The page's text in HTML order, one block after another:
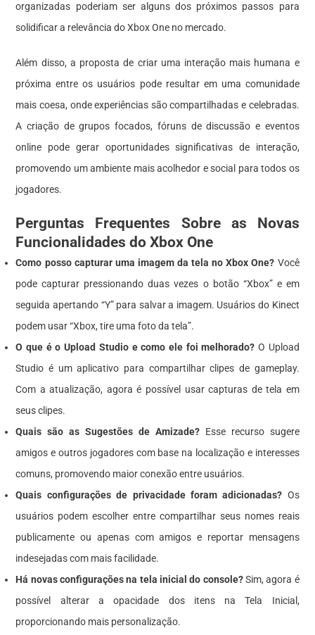
organizadas poderiam ser alguns dos próximos passos para
solidificar a relevância do Xbox One no mercado.
Além disso, a proposta de criar uma interação mais humana e
próxima entre os usuários pode resultar em uma comunidade
mais coesa, onde experiências são compartilhadas e celebradas.
A criação de grupos focados, fóruns de discussão e eventos
online pode gerar oportunidades significativas de interação,
promovendo um ambiente mais acolhedor e social para todos os
jogadores.
Perguntas Frequentes Sobre as Novas
Funcionalidades do Xbox One
Como posso capturar uma imagem da tela no Xbox One? Você
pode capturar pressionando duas vezes o botão “Xbox” e em
seguida apertando “Y” para salvar a imagem. Usuários do Kinect
podem usar “Xbox, tire uma foto da tela”.
O que é o Upload Studio e como ele foi melhorado? O Upload
Studio é um aplicativo para compartilhar clipes de gameplay.
Com a atualização, agora é possível usar capturas de tela em
seus clipes.
Quais são as Sugestões de Amizade?Esse recurso sugere
amigos e outros jogadores com base na localização e interesses
comuns, promovendo maior conexão entre usuários.
Quais configurações de privacidade foram adicionadas? Os
usuários podem escolher entre compartilhar seus nomes reais
publicamente ou apenas com amigos e reportar mensagens
indesejadas com mais facilidade.
Há novas configurações na tela inicial do console?Sim, agora é
possível alterar a opacidade dos itens na Tela Inicial,
proporcionando mais personalização.